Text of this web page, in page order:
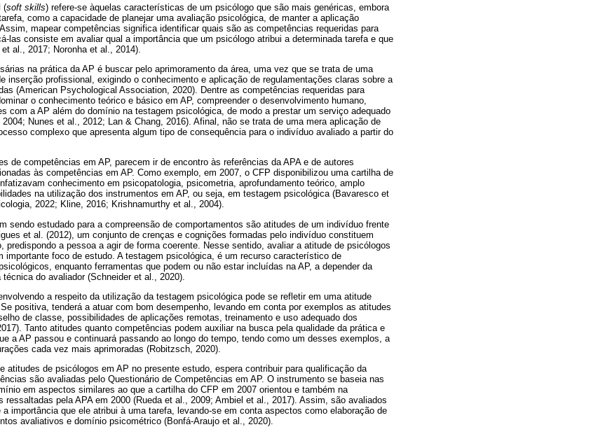
(soft skills) refere-se àquelas características de um psicólogo que são mais genéricas, embora
como a capacidade de planejar uma avaliação psicológica, de manter a aplicação
mapear competências significa identificar quais são as competências requeridas para
las consiste em avaliar qual a importância que um psicólogo atribui a determinada tarefa e que
al., 2017; Noronha et al., 2014).
na prática da AP é buscar pelo aprimoramento da área, uma vez que se trata de uma
inserção profissional, exigindo o conhecimento e aplicação de regulamentações claras sobre a
(American Psychological Association, 2020). Dentre as competências requeridas para
o conhecimento teórico e básico em AP, compreender o desenvolvimento humano,
com a AP além do domínio na testagem psicológica, de modo a prestar um serviço adequado
Nunes et al., 2012; Lan & Chang, 2016). Afinal, não se trata de uma mera aplicação de
complexo que apresenta algum tipo de consequência para o indivíduo avaliado a partir do
de competências em AP, parecem ir de encontro às referências da APA e de autores
às competências em AP. Como exemplo, em 2007, o CFP disponibilizou uma cartilha de
conhecimento em psicopatologia, psicometria, aprofundamento teórico, amplo
na utilização dos instrumentos em AP, ou seja, em testagem psicológica (Bavaresco et
2022; Kline, 2016; Krishnamurthy et al., 2004).
sendo estudado para a compreensão de comportamentos são atitudes de um indivíduo frente
et al. (2012), um conjunto de crenças e cognições formadas pelo indivíduo constituem
predispondo a pessoa a agir de forma coerente. Nesse sentido, avaliar a atitude de psicólogos
importante foco de estudo. A testagem psicológica, é um recurso característico de
enquanto ferramentas que podem ou não estar incluídas na AP, a depender da
do avaliador (Schneider et al., 2020).
a respeito da utilização da testagem psicológica pode se refletir em uma atitude
positiva, tenderá a atuar com bom desempenho, levando em conta por exemplos as atitudes
de classe, possibilidades de aplicações remotas, treinamento e uso adequado dos
Tanto atitudes quanto competências podem auxiliar na busca pela qualidade da prática e
a AP passou e continuará passando ao longo do tempo, tendo como um desses exemplos, a
cada vez mais aprimoradas (Robitzsch, 2020).
atitudes de psicólogos em AP no presente estudo, espera contribuir para qualificação da
são avaliadas pelo Questionário de Competências em AP. O instrumento se baseia nas
em aspectos similares ao que a cartilha do CFP em 2007 orientou e também na
pela APA em 2000 (Rueda et al., 2009; Ambiel et al., 2017). Assim, são avaliados
importância que ele atribui à uma tarefa, levando-se em conta aspectos como elaboração de
avaliativos e domínio psicométrico (Bonfá-Araujo et al., 2020).